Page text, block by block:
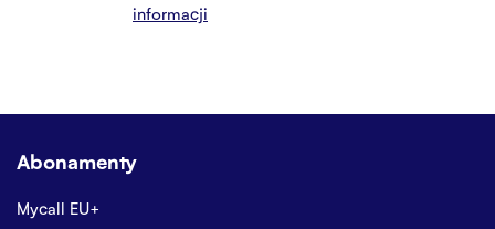
informacji
Abonamenty
Mycall EU+